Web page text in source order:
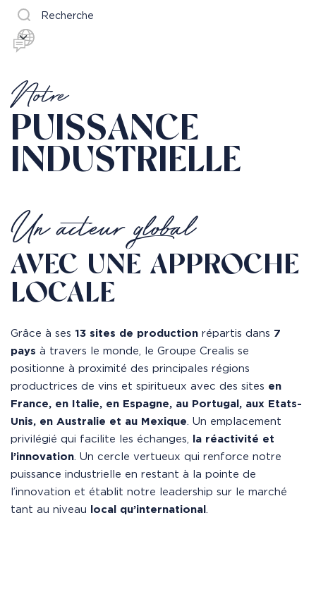
Recherche
Notre
PUISSANCE
INDUSTRIELLE
Un acteur global
AVEC UNE APPROCHE
LOCALE
Grâce à ses 13 sites de production répartis dans 7
pays à travers le monde, le Groupe Crealis se
positionne à proximité des principales régions
productrices de vins et spiritueux avec des sites en
France, en Italie, en Espagne, au Portugal, aux Etats-
Unis, en Australie et au Mexique. Un emplacement
privilégié qui facilite les échanges,
la réactivité et
l’innovation. Un cercle vertueux qui renforce notre
puissance industrielle en restant à la pointe de
l’innovation et établit notre leadership sur le marché
tant au niveau
local qu’international .